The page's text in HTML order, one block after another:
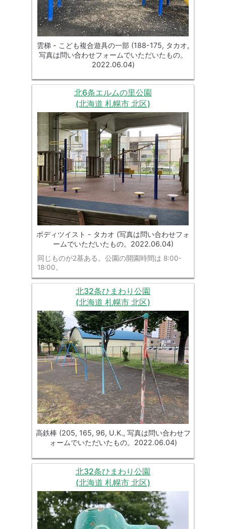
雲梯 - こども複合遊具の一部 (188-175, タカオ,
写真は問い合わせフォームでいただいたもの。
2022.06.04)
北6条エルムの里公園
(北海道 札幌市 北区)
ボディツイスト - タカオ (写真は問い合わせフォ
ームでいただいたもの。2022.06.04)
同じものが2基ある。公園の開園時間は 8:00-
18:00。
北32条ひまわり公園
(北海道 札幌市 北区)
高鉄棒 (205, 165, 96, U.K., 写真は問い合わせフ
ォームでいただいたもの。2022.06.04)
北32条ひまわり公園
(北海道 札幌市 北区)